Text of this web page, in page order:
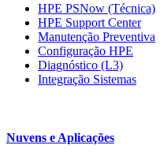
HPE PSNow (Técnica)
HPE Support Center
Manutenção Preventiva
Configuração HPE
Diagnóstico (L3)
Integração Sistemas
Nuvens e Aplicações